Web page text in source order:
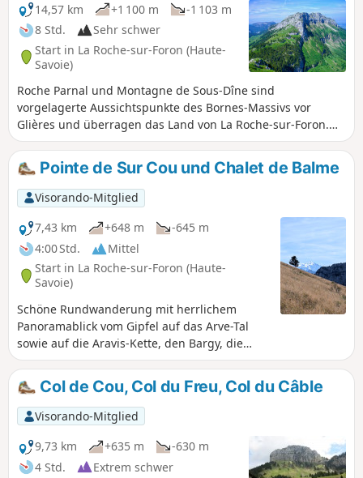
14,57 km
+1 100 m
-1 103 m
8 Std.
Sehr schwer
Start in La Roche-sur-Foron (Haute-
Savoie)
Roche Parnal und Montagne de Sous-Dîne sind
vorgelagerte Aussichtspunkte des Bornes-Massivs vor
Glières und überragen das Land von La Roche-sur-Foron.
Die Rundwanderung bietet eine abwechslungsreiche und
interessante, aber anspruchsvolle Route: Einige Abschnitte
sind luftige Kletterpartien und mehrere Passagen mit
Seilen erfordern Vorsicht, insbesondere die des Col du
Câble, die die gewählte Schwierigkeitsstufe rechtfertigt.
Pointe de Sur Cou und Chalet de Balme
Visorando-Mitglied
7,43 km
+648 m
-645 m
4:00 Std.
Mittel
Start in La Roche-sur-Foron (Haute-
Savoie)
Schöne Rundwanderung mit herrlichem
Panoramablick vom Gipfel auf das Arve-Tal
sowie auf die Aravis-Kette, den Bargy, die
Sous Dine usw. Der Mont Blanc ist zu sehen.
Verpflegungsmöglichkeit beim Abstieg, da
man am Chalet de Balme vorbeikommt.Sehr
beliebte Wanderung, unter anderem wegen
des Chalet de Balme.
Col de Cou, Col du Freu, Col du Câble
Visorando-Mitglied
9,73 km
+635 m
-630 m
4 Std.
Extrem schwer